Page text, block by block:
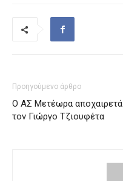
Προηγούμενο άρθρο
Ο ΑΣ Μετέωρα αποχαιρετά
τον Γιώργο Τζιουφέτα